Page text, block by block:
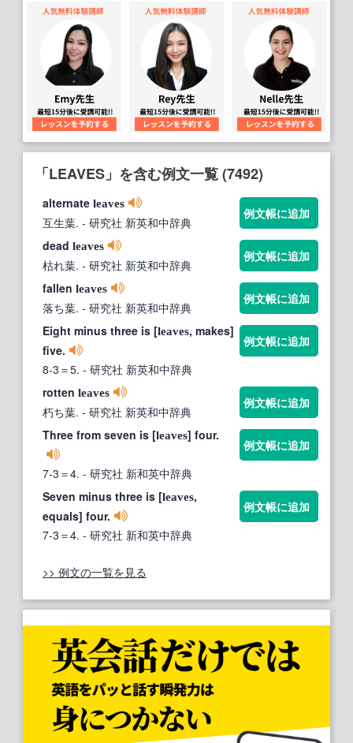
「LEAVES」を含む例文一覧 (7492)
alternate leaves
互生葉. - 研究社 新英和中辞典
例文帳に追加
dead leaves
枯れ葉. - 研究社 新英和中辞典
例文帳に追加
fallen leaves
落ち葉. - 研究社 新英和中辞典
例文帳に追加
Eight minus three is [leaves, makes]
five.
8-3＝5. - 研究社 新英和中辞典
例文帳に追加
rotten leaves
朽ち葉. - 研究社 新英和中辞典
例文帳に追加
Three from seven is [leaves] four.
7-3＝4. - 研究社 新和英中辞典
例文帳に追加
Seven minus three is [leaves,
equals] four.
7-3＝4. - 研究社 新和英中辞典
例文帳に追加
>> 例文の一覧を見る